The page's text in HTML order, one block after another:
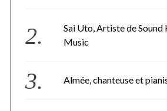
Sai Uto, Artiste de Sound
Music
Almée, chanteuse et